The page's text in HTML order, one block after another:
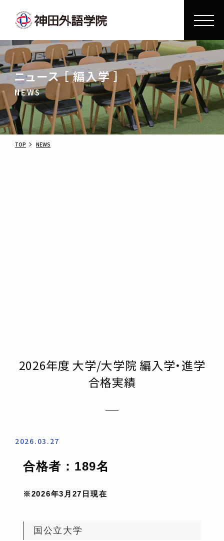
ニュース ［ 編入学 ］
NEWS
TOP NEWS
2026年度 大学/大学院 編入学・進学
合格実績
2026.03.27
合格者：189名
※2026年3月27日現在
国公立大学